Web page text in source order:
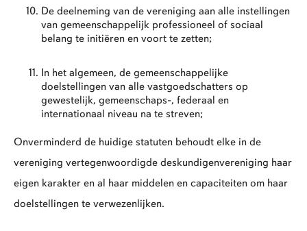
De deelneming van de vereniging aan alle instellingen
van gemeenschappelijk professioneel of sociaal
belang te initiëren en voort te zetten;
In het algemeen, de gemeenschappelijke
doelstellingen van alle vastgoedschatters op
gewestelijk, gemeenschaps-, federaal en
internationaal niveau na te streven;
Onverminderd de huidige statuten behoudt elke in de
vereniging vertegenwoordigde deskundigenvereniging haar
eigen karakter en al haar middelen en capaciteiten om haar
doelstellingen te verwezenlijken.